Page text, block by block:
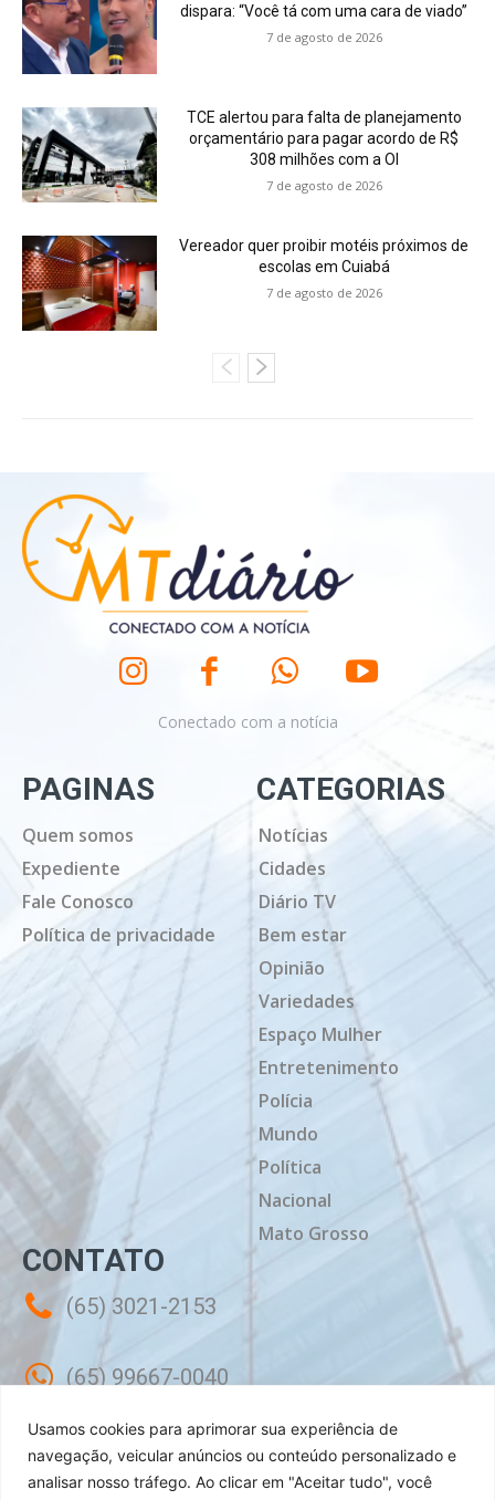
Usamos cookies para aprimorar sua experiência de
navegação, veicular anúncios ou conteúdo personalizado e
analisar nosso tráfego. Ao clicar em "Aceitar tudo", você
dispara: “Você tá com uma cara de viado”
7 de agosto de 2026
TCE alertou para falta de planejamento
orçamentário para pagar acordo de R$
308 milhões com a OI
7 de agosto de 2026
Vereador quer proibir motéis próximos de
escolas em Cuiabá
7 de agosto de 2026
Conectado com a notícia
PAGINAS
Quem somos
Expediente
Fale Conosco
Política de privacidade
CATEGORIAS
Notícias
Cidades
Diário TV
Bem estar
Opinião
Variedades
Espaço Mulher
Entretenimento
Polícia
Mundo
Política
Nacional
Mato Grosso
CONTATO
(65) 3021-2153
(65) 99667-0040
contato@mtdiario.com.br